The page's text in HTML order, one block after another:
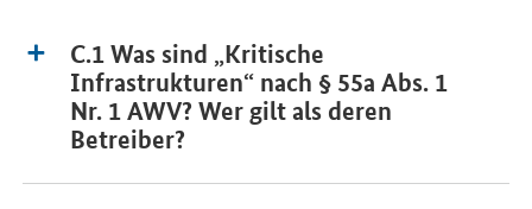
C.1 Was sind „Kritische
Infrastrukturen“ nach § 55a Abs. 1
Nr. 1 AWV? Wer gilt als deren
Betreiber?